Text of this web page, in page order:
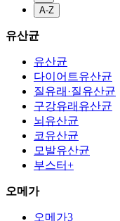
A-Z
유산균
유산균
다이어트유산균
질유래·질유산균
구강유래유산균
뇌유산균
코유산균
모발유산균
부스터+
오메가
오메가3